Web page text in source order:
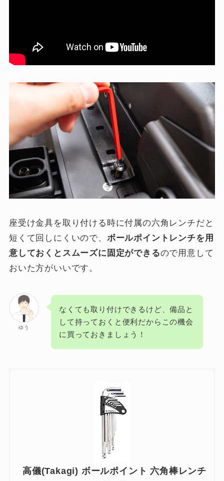
座受け金具を取り付ける時に付属の六角レンチだと
短くて回しにくいので、 ボールポイントレンチを用
意しておくとスムーズに固定ができるので用意して
おいた方がいいです。
ゆう
なくても取り付けできるけど、備品と
して持っておくと便利だからこの機会
に買っておきましょう！
高儀(Takagi) ボールポイント 六角棒レンチ